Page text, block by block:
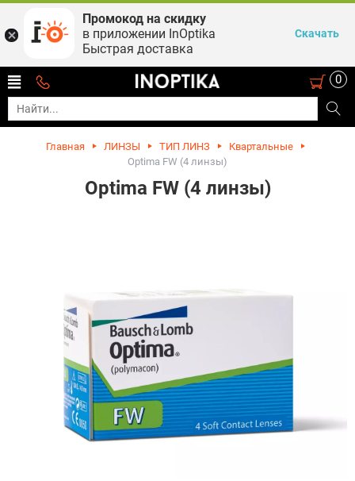
0
Главная ЛИНЗЫ ТИП ЛИНЗ
Квартальные
Optima FW (4 линзы)
Optima FW (4 линзы)
Промокод на скидку
в приложении InOptika
Быстрая доставка
Скачать